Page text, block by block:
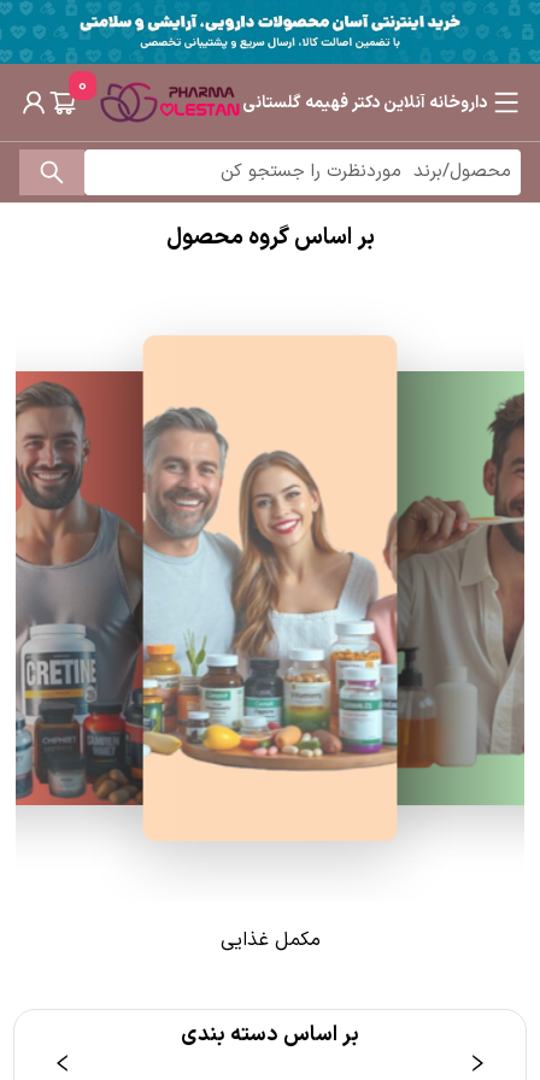
داروخانه آنلاین دکتر فهیمه گلستانی
0
بر اساس گروه محصول
مکمل غذایی
بر اساس دسته بندی